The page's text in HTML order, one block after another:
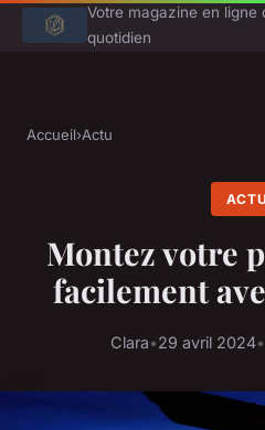
Votre magazine en ligne
quotidien
Accueil›Actu
ACTU
Montez votre
facilement
Clara•29 avril 2024•